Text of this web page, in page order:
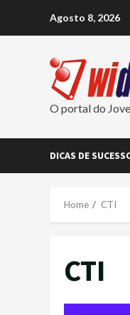
Agosto 8, 2026
O portal do
DICAS DE
Home CTI
CTI